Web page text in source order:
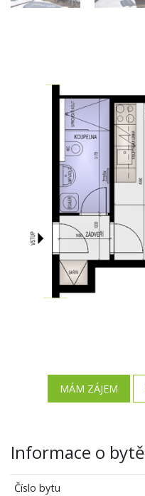
MÁM ZÁJEM
Informace o bytě
Číslo bytu